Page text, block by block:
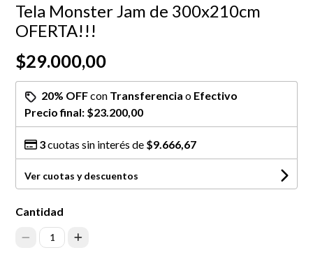
Tela Monster Jam de 300x210cm
OFERTA!!!
$29.000,00
20% OFFcon Transferencia o Efectivo
Precio final: $23.200,00
3cuotas sin interés de $9.666,67
Ver cuotas y descuentos
Cantidad
1